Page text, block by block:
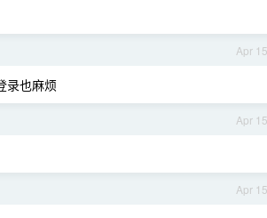
Apr 15
录也麻烦
Apr 15
Apr 15